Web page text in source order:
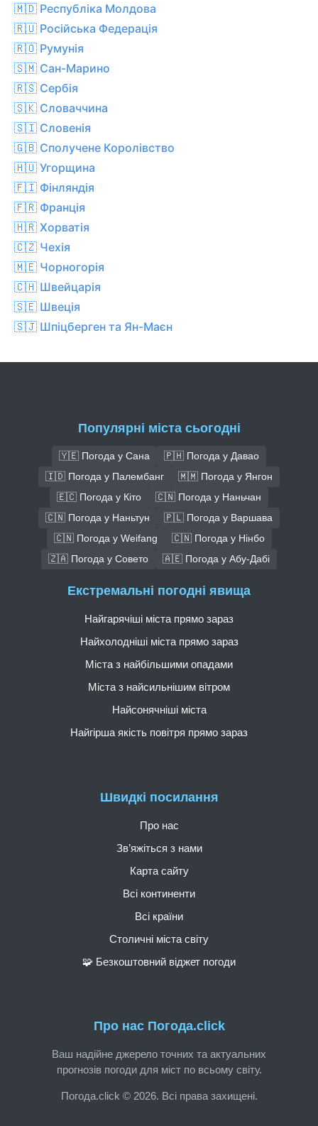
🇲🇩 Республіка Молдова
🇷🇺 Російська Федерація
🇷🇴 Румунія
🇸🇲 Сан-Марино
🇷🇸 Сербія
🇸🇰 Словаччина
🇸🇮 Словенія
🇬🇧 Сполучене Королівство
🇭🇺 Угорщина
🇫🇮 Фінляндія
🇫🇷 Франція
🇭🇷 Хорватія
🇨🇿 Чехiя
🇲🇪 Чорногорія
🇨🇭 Швейцарія
🇸🇪 Швеція
🇸🇯 Шпіцберген та Ян-Маєн
Популярні міста сьогодні
🇾🇪 Погода у Сана
🇵🇭 Погода у Давао
🇮🇩 Погода у Палембанг
🇲🇲 Погода у Янгон
🇪🇨 Погода у Кіто
🇨🇳 Погода у Наньчан
🇨🇳 Погода у Наньтун
🇵🇱 Погода у Варшава
🇨🇳 Погода у Weifang
🇨🇳 Погода у Нінбо
🇿🇦 Погода у Совето
🇦🇪 Погода у Абу-Дабі
Про нас Погода.click
Ваш надійне джерело точних та актуальних
прогнозів погоди для міст по всьому світу.
Погода.click © 2026. Всі права захищені.
Швидкі посилання
Про нас
Зв’яжіться з нами
Карта сайту
Всі континенти
Всі країни
Столичні міста світу
🧩 Безкоштовний віджет погоди
Екстремальні погодні явища
Найгарячіші міста прямо зараз
Найхолодніші міста прямо зараз
Міста з найбільшими опадами
Міста з найсильнішим вітром
Найсонячніші міста
Найгірша якість повітря прямо зараз